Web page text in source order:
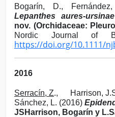
Bogarín, D.,
Lepanthes aures-ursinae
nov. (Orchidaceae:
Nordic Journal of
https://doi.org/10.1111/
2016
Serracín, Z., Harrison,
Sánchez, L. (2016)
JSHarrison, Bogarín y